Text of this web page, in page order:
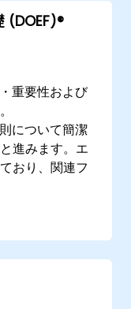
(DOEF)®
重要性および
について簡潔
進みます。エ
おり、関連フ
び展開・継続
監視・指標・
今後の
岐にわたる